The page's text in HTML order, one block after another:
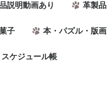
説明動画あり 革製品
子 本・パズル・版画
ケジュール帳